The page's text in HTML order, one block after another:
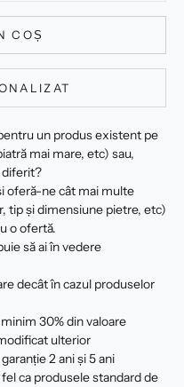
COȘ
un produs existent pe
mai mare, etc) sau,
diferit?
oferă-ne cât mai multe
tip și dimensiune pietre, etc)
o ofertă.
să ai în vedere
decât în cazul produselor
30% din valoare
ulterior
2 ani și 5 ani
ca produsele standard de